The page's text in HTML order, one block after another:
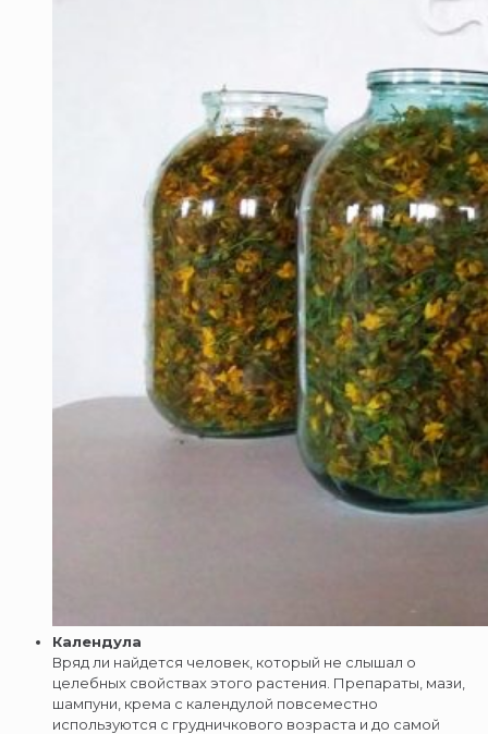
Календула
Вряд ли найдется человек, который не слышал о
целебных свойствах этого растения. Препараты, мази,
шампуни, крема с календулой повсеместно
используются с грудничкового возраста и до самой